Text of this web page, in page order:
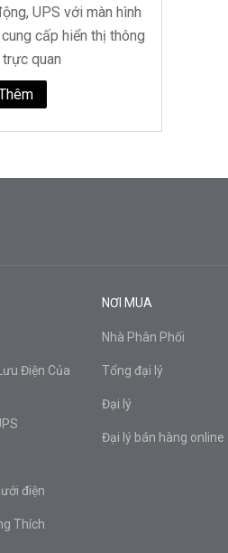
UPS với màn hình
cấp hiển thị thông
quan
Điện Của
điện
Thích
NƠI MUA
Nhà Phân Phối
Tổng đại lý
Đại lý
Đại lý bán hàng online